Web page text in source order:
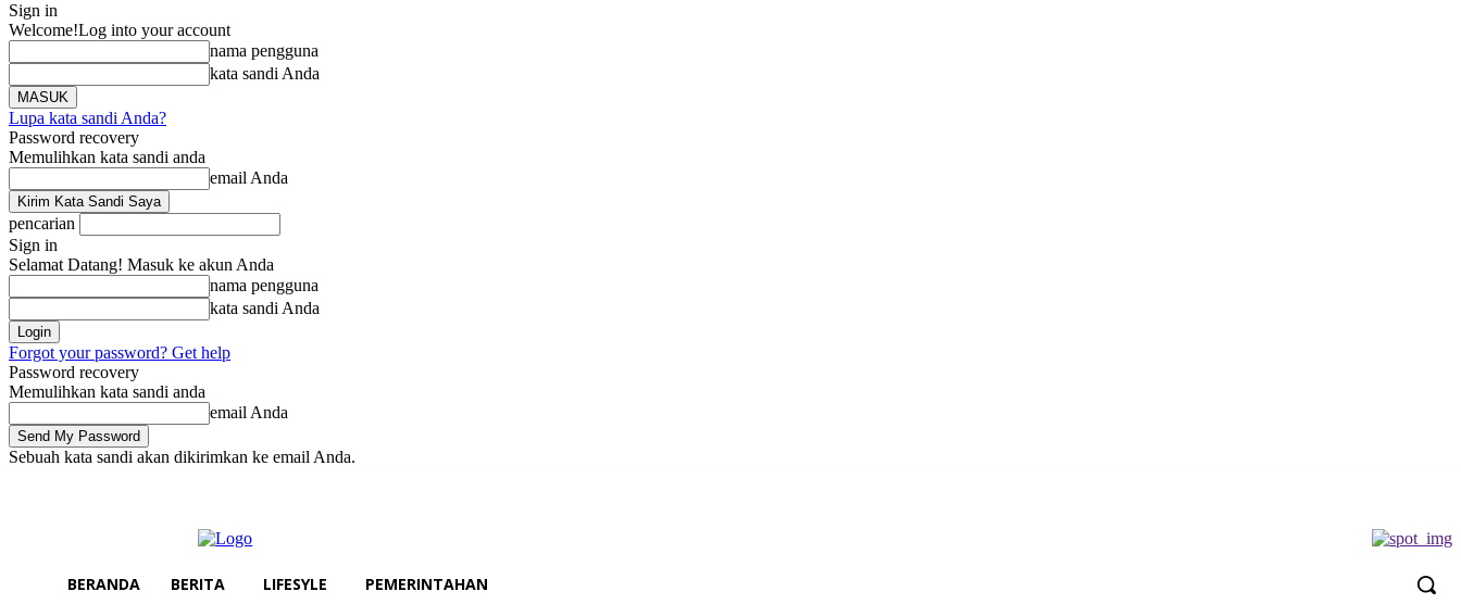
Sign in
Welcome!Log into your account
nama pengguna
kata sandi Anda
Lupa kata sandi Anda?
Password recovery
Memulihkan kata sandi anda
email Anda
pencarian
Sign in
Selamat Datang! Masuk ke akun Anda
nama pengguna
kata sandi Anda
Forgot your password? Get help
Password recovery
Memulihkan kata sandi anda
email Anda
Sebuah kata sandi akan dikirimkan ke email Anda.
BERANDA BERITA LIFESYLE PEMERINTAHAN